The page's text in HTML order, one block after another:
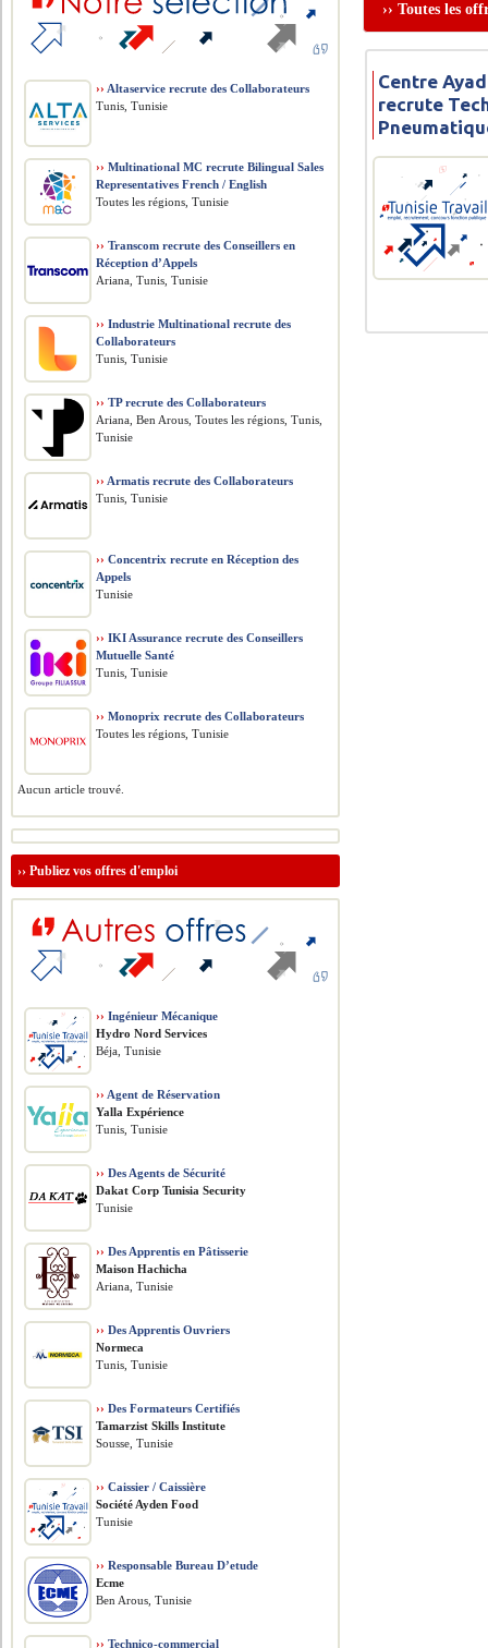
›› Toutes les
Centre
recrute
›› Altaservice recrute des Collaborateurs
Tunis, Tunisie
›› Multinational MC recrute Bilingual Sales
Representatives French / English
Toutes les régions, Tunisie
›› Transcom recrute des Conseillers en
Réception d’Appels
Ariana, Tunis, Tunisie
›› Industrie Multinational recrute des
Collaborateurs
Tunis, Tunisie
›› TP recrute des Collaborateurs
Ariana, Ben Arous, Toutes les régions, Tunis,
Tunisie
›› Armatis recrute des Collaborateurs
Tunis, Tunisie
›› Concentrix recrute en Réception des
Appels
Tunisie
›› IKI Assurance recrute des Conseillers
Mutuelle Santé
Tunis, Tunisie
›› Monoprix recrute des Collaborateurs
Toutes les régions, Tunisie
Aucun article trouvé.
››Publiez vos offres d'emploi
›› Ingénieur Mécanique
Hydro Nord Services
Béja, Tunisie
›› Agent de Réservation
Yalla Expérience
Tunis, Tunisie
›› Des Agents de Sécurité
Dakat Corp Tunisia Security
Tunisie
›› Des Apprentis en Pâtisserie
Maison Hachicha
Ariana, Tunisie
›› Des Apprentis Ouvriers
Normeca
Tunis, Tunisie
›› Des Formateurs Certifiés
Tamarzist Skills Institute
Sousse, Tunisie
›› Caissier / Caissière
Société Ayden Food
Tunisie
›› Responsable Bureau D’etude
Ecme
Ben Arous, Tunisie
›› Technico-commercial